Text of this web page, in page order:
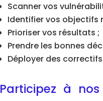
Scanner vos
Identifier vos objectifs
Prioriser vos résultats ;
Prendre les bonnes
Déployer des
Participez à